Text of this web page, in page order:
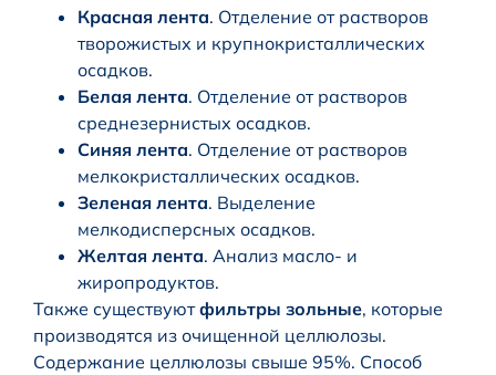
Красная лента. Отделение от растворов
творожистых и крупнокристаллических
осадков.
Белая лента. Отделение от растворов
среднезернистых осадков.
Синяя лента. Отделение от растворов
мелкокристаллических осадков.
Зеленая лента. Выделение
мелкодисперсных осадков.
Желтая лента. Анализ масло- и
жиропродуктов.
Также существуютфильтры зольные, которые
производятся из очищенной целлюлозы.
Содержание целлюлозы свыше 95%. Способ